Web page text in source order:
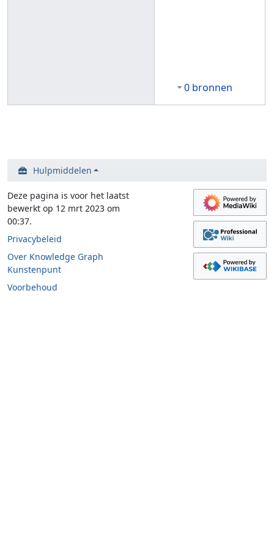
0 bronnen
Hulpmiddelen
Deze pagina is voor het laatst
bewerkt op 12 mrt 2023 om
00:37.
Privacybeleid
Over Knowledge Graph
Kunstenpunt
Voorbehoud